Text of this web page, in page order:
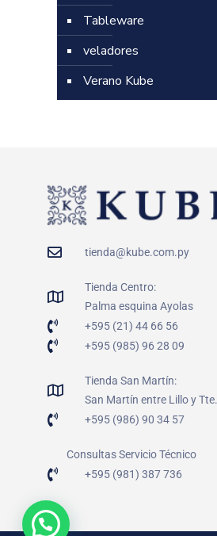
Tableware
veladores
Verano Kube
tienda@kube.com.py
Tienda Centro:
Palma esquina Ayolas
+595 (21) 44 66 56
+595 (985) 96 28 09
Tienda San Martín:
San Martín entre Lillo y
+595 (986) 90 34 57
Consultas Servicio Técnico
+595 (981) 387 736